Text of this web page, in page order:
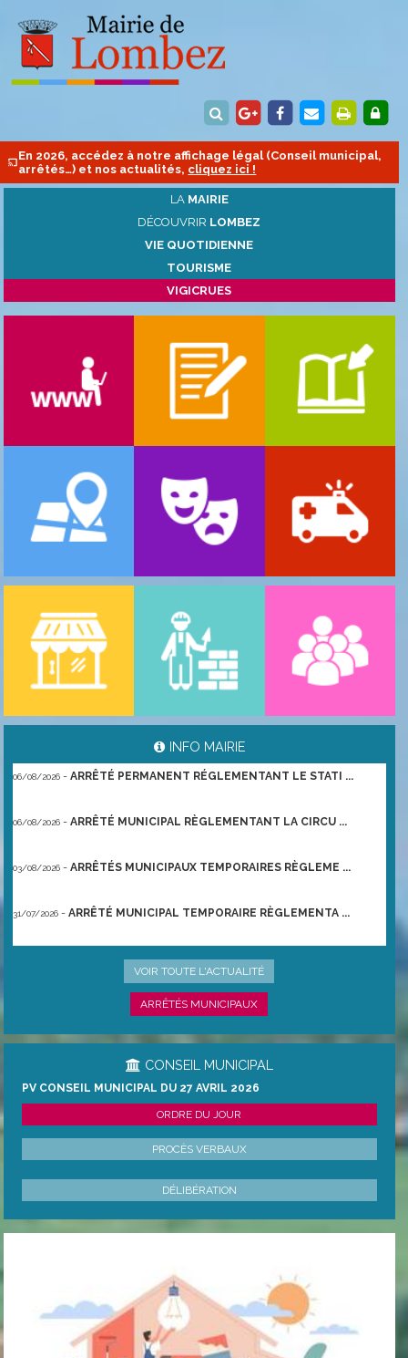
En 2026, accédez à notre affichage légal (Conseil municipal,
arrêtés…) et nos actualités, cliquez ici !
LA MAIRIE
DÉCOUVRIR LOMBEZ
VIE QUOTIDIENNE
TOURISME
VIGICRUES
INFO MAIRIE
06/08/2026 -ARRÊTÉ PERMANENT RÉGLEMENTANT LE STATI ...
06/08/2026 -ARRÊTÉ MUNICIPAL RÈGLEMENTANT LA CIRCU ...
03/08/2026 -ARRÊTÉS MUNICIPAUX TEMPORAIRES RÈGLEME ...
31/07/2026 -ARRÊTÉ MUNICIPAL TEMPORAIRE RÈGLEMENTA ...
ARRÊTÉ PRÉFECTORAL DU 21/06/2026 TEMPO ...
VOIR TOUTE L'ACTUALITÉ
ARRÊTÉS MUNICIPAUX
CONSEIL MUNICIPAL
PV CONSEIL MUNICIPAL DU 27 AVRIL 2026
ORDRE DU JOUR
PROCÈS VERBAUX
DÉLIBÉRATION